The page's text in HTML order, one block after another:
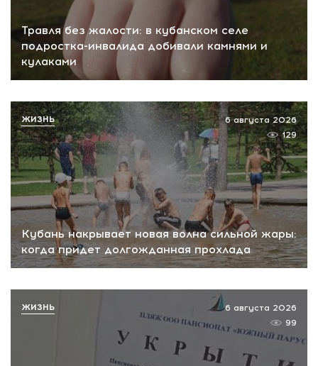
Травля без жалости: в кубанском селе
подростка-инвалида добивали камнями и
кулаками
Кубань накрывает новая волна сильной жары:
когда придет долгожданная прохлада
6 августа 2026
129
ЖИЗНЬ
6 августа 2026
99
ЖИЗНЬ